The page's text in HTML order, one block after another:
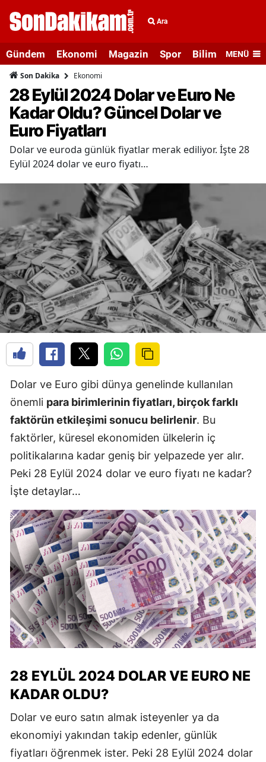
Ara
Gündem Ekonomi Magazin Spor Bilim veMENÜ
Son Dakika Ekonomi
28 Eylül 2024 Dolar ve Euro Ne
Kadar Oldu? Güncel Dolar ve
Euro Fiyatları
Dolar ve euroda günlük fiyatlar merak ediliyor. İşte 28
Eylül 2024 dolar ve euro fiyatı…
Dolar ve Euro gibi dünya genelinde kullanılan
önemli para birimlerinin fiyatları, birçok farklı
faktörün etkileşimi sonucu belirlenir. Bu
faktörler, küresel ekonomiden ülkelerin iç
politikalarına kadar geniş bir yelpazede yer alır.
Peki 28 Eylül 2024 dolar ve euro fiyatı ne kadar?
İşte detaylar…
28 EYLÜL 2024 DOLAR VE EURO NE
KADAR OLDU?
Dolar ve euro satın almak isteyenler ya da
ekonomiyi yakından takip edenler, günlük
fiyatları öğrenmek ister. Peki 28 Eylül 2024 dolar